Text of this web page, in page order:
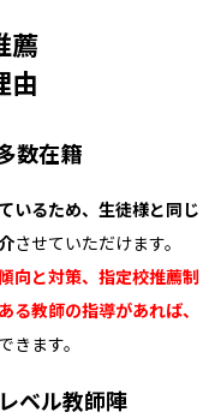
薦
由
数在籍
いるため、生徒様と同じ
させていただけます。
向と対策、指定校推薦制
教師の指導があれば、
きます。
ベル教師陣